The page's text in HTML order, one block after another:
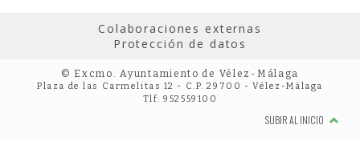
Colaboraciones externas
Protección de datos
© Excmo. Ayuntamiento de Vélez-Málaga
Plaza de las Carmelitas 12 - C.P. 29700 - Vélez-Málaga
Tlf: 952559100
SUBIR AL INICIO